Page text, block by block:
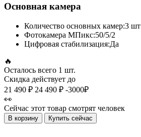
Основная камера
Количество основных камер:3 шт
Фотокамера МПикс:50/5/2
Цифровая стабилизация:Да
🔥
Осталось всего 1 шт.
Скидка действует до
21 490 ₽ 24 490 ₽ -3000₽
👀
Сейчас этот товар смотрят человек
В корзину Купить сейчас